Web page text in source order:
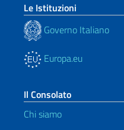
Le Istituzioni
Governo Italiano
Europa.eu
Il Consolato
Chi siamo